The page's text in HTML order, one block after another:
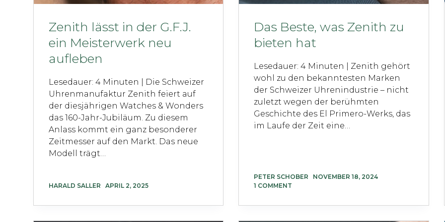
Zenith lässt in der G.F.J.
ein Meisterwerk neu
aufleben
Lesedauer: 4 Minuten | Die Schweizer
Uhrenmanufaktur Zenith feiert auf
der diesjährigen Watches & Wonders
das 160-Jahr-Jubiläum. Zu diesem
Anlass kommt ein ganz besonderer
Zeitmesser auf den Markt. Das neue
Modell trägt…
HARALD SALLER APRIL 2, 2025
Das Beste, was Zenith zu
bieten hat
Lesedauer: 4 Minuten | Zenith gehört
wohl zu den bekanntesten Marken
der Schweizer Uhrenindustrie – nicht
zuletzt wegen der berühmten
Geschichte des El Primero-Werks, das
im Laufe der Zeit eine…
PETER SCHOBER
NOVEMBER 18, 2024
1 COMMENT